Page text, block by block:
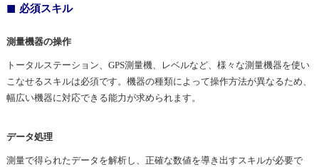
必須スキル
測量機器の操作
トータルステーション、GPS測量機、レベルなど、様々な測量機器を使い
こなせるスキルは必須です。機器の種類によって操作方法が異なるため、
幅広い機器に対応できる能力が求められます。
データ処理
測量で得られたデータを解析し、正確な数値を導き出すスキルが必要で